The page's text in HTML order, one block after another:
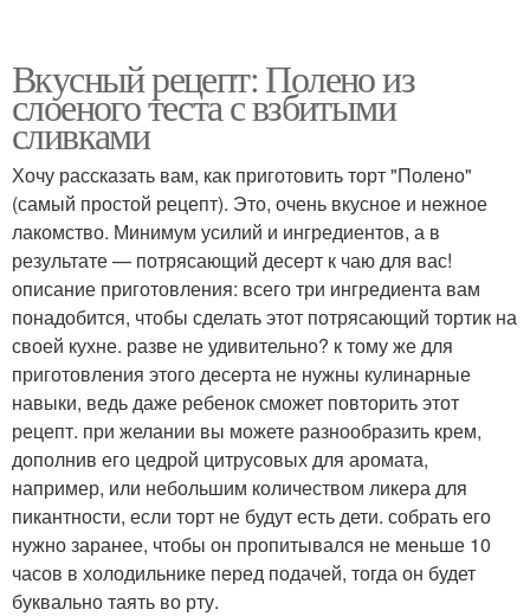
Вкусный рецепт: Полено из
слоеного теста с взбитыми
сливками
Хочу рассказать вам, как приготовить торт "Полено"
(самый простой рецепт). Это, очень вкусное и нежное
лакомство. Минимум усилий и ингредиентов, а в
результате — потрясающий десерт к чаю для вас!
описание приготовления: всего три ингредиента вам
понадобится, чтобы сделать этот потрясающий тортик на
своей кухне. разве не удивительно? к тому же для
приготовления этого десерта не нужны кулинарные
навыки, ведь даже ребенок сможет повторить этот
рецепт. при желании вы можете разнообразить крем,
дополнив его цедрой цитрусовых для аромата,
например, или небольшим количеством ликера для
пикантности, если торт не будут есть дети. собрать его
нужно заранее, чтобы он пропитывался не меньше 10
часов в холодильнике перед подачей, тогда он будет
буквально таять во рту.